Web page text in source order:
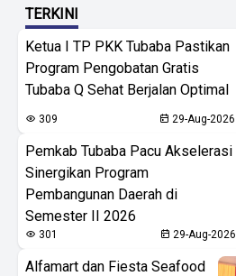
TERKINI
Ketua I TP PKK Tubaba Pastikan
Program Pengobatan Gratis
Tubaba Q Sehat Berjalan Optimal
309 29-Aug-2026
Pemkab Tubaba Pacu Akselerasi
Sinergikan Program
Pembangunan Daerah di
Semester II 2026
301 29-Aug-2026
Alfamart dan Fiesta Seafood